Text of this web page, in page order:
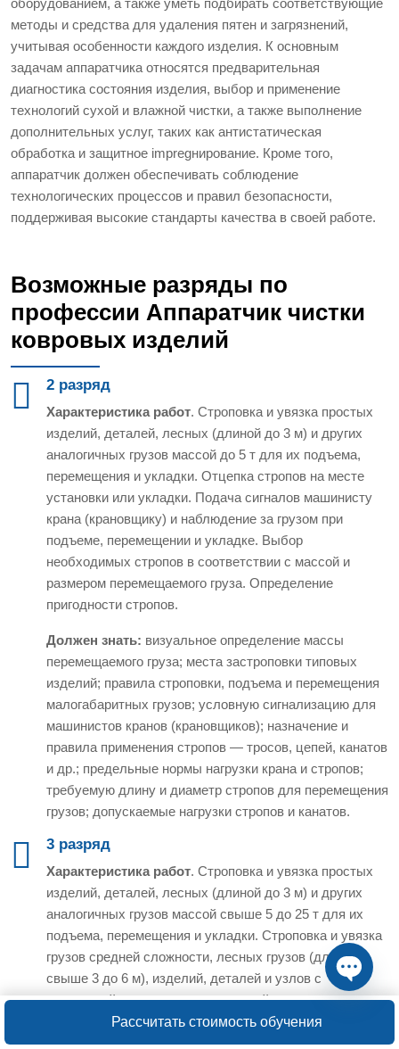
методы и средства для удаления пятен и загрязнений,
учитывая особенности каждого изделия. К основным
задачам аппаратчика относятся предварительная
диагностика состояния изделия, выбор и применение
технологий сухой и влажной чистки, а также выполнение
дополнительных услуг, таких как антистатическая
обработка и защитное impregнирование. Кроме того,
аппаратчик должен обеспечивать соблюдение
технологических процессов и правил безопасности,
поддерживая высокие стандарты качества в своей работе.
Возможные разряды по
профессии Аппаратчик чистки
ковровых изделий
2 разряд
Характеристика работ. Строповка и увязка простых
изделий, деталей, лесных (длиной до 3 м) и других
аналогичных грузов массой до 5 т для их подъема,
перемещения и укладки. Отцепка стропов на месте
установки или укладки. Подача сигналов машинисту
крана (крановщику) и наблюдение за грузом при
подъеме, перемещении и укладке. Выбор
необходимых стропов в соответствии с массой и
размером перемещаемого груза. Определение
пригодности стропов.
Должен знать: визуальное определение массы
перемещаемого груза; места застроповки типовых
изделий; правила строповки, подъема и перемещения
малогабаритных грузов; условную сигнализацию для
машинистов кранов (крановщиков); назначение и
правила применения стропов — тросов, цепей, канатов
и др.; предельные нормы нагрузки крана и стропов;
требуемую длину и диаметр стропов для перемещения
грузов; допускаемые нагрузки стропов и канатов.
3 разряд
Характеристика работ. Строповка и увязка простых
изделий, деталей, лесных (длиной до 3 м) и других
аналогичных грузов массой свыше 5 до 25 т для их
подъема, перемещения и укладки. Строповка и увязка
грузов средней сложности, лесных грузов (длиной
свыше 3 до 6 м), изделий, деталей и узлов с
установкой их на станок, подмостей и других
монтажных приспособлений и механизмов, а также
других аналогичных грузов массой до 5 т для их
Open
Рассчитать стоимость обучения